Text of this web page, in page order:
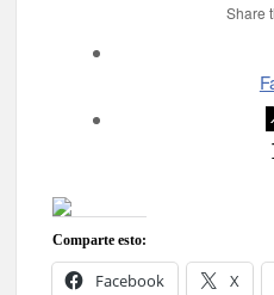
Share
Comparte esto:
Facebook X